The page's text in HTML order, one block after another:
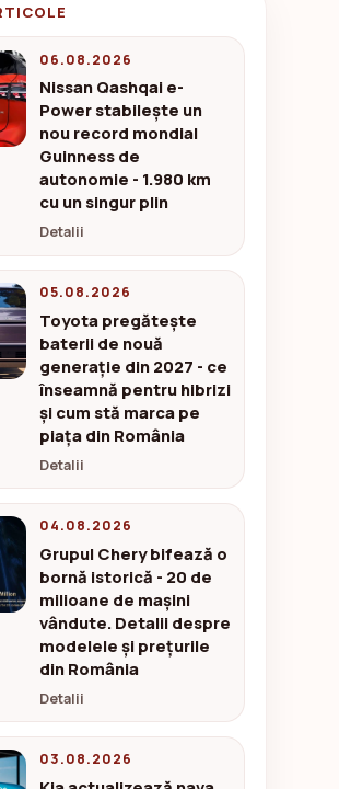
06.08.2026
Nissan Qashqai e-
Power stabilește un
nou record mondial
Guinness de
autonomie - 1.980 km
cu un singur plin
Detalii
05.08.2026
Toyota pregătește
baterii de nouă
generație din 2027 - ce
înseamnă pentru hibrizi
și cum stă marca pe
piața din România
Detalii
04.08.2026
Grupul Chery bifează o
bornă istorică - 20 de
milioane de mașini
vândute. Detalii despre
modelele și prețurile
din România
Detalii
03.08.2026